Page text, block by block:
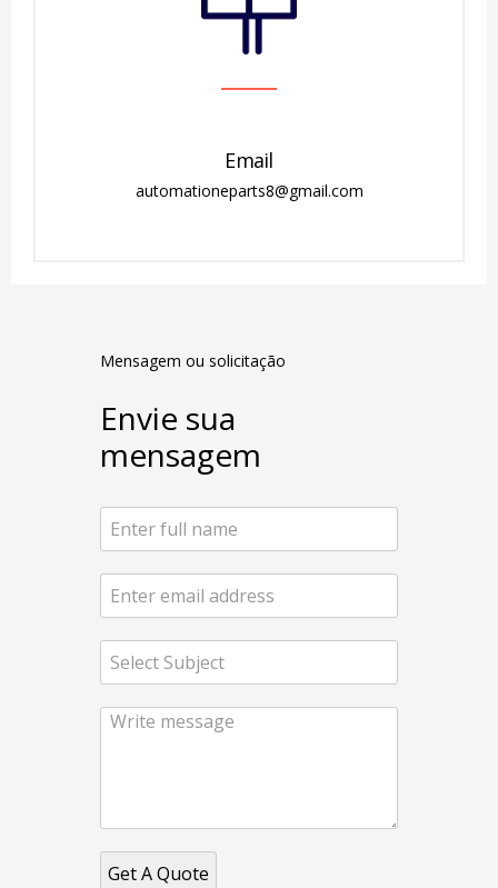
Email
automationeparts8@gmail.com
Mensagem ou solicitação
Envie sua
mensagem